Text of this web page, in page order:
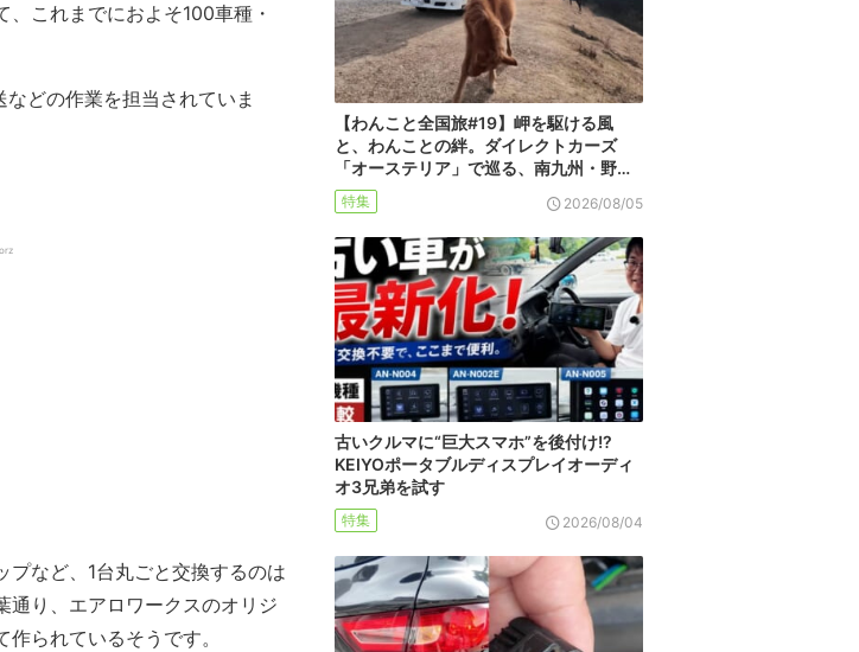
これまでにおよそ100車種・
どの作業を担当されていま
プなど、1台丸ごと交換するのは
通り、エアロワークスのオリジ
られているそうです。
【わんこと全国旅#19】岬を駆ける風
と、わんことの絆。ダイレクトカーズ
「オーステリア」で巡る、南九州・野…
特集 2026/08/05
古いクルマに“巨大スマホ”を後付け!?
KEIYOポータブルディスプレイオーディ
オ3兄弟を試す
特集 2026/08/04